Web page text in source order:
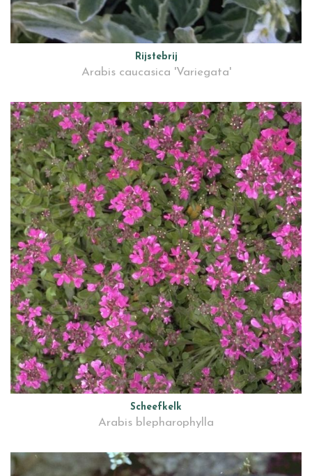
Rijstebrij
Arabis caucasica 'Variegata'
Scheefkelk
Arabis blepharophylla